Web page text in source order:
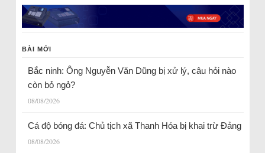
BÀI MỚI
Bắc ninh: Ông Nguyễn Văn Dũng bị xử lý, câu hỏi nào
còn bỏ ngỏ?
08/08/2026
Cá độ bóng đá: Chủ tịch xã Thanh Hóa bị khai trừ Đảng
08/08/2026